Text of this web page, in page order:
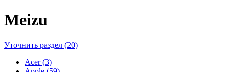
Meizu
Уточнить раздел (20)
Acer (3)